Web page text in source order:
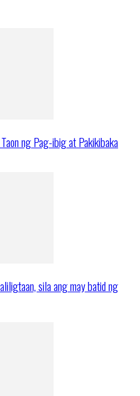
ng Pag-ibig at Pakikibaka
sila ang may batid ng